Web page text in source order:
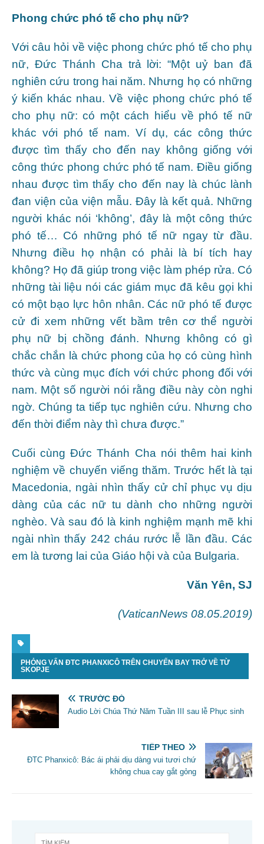
Phong chức phó tế cho phụ nữ?
Với câu hỏi về việc phong chức phó tế cho phụ
nữ, Đức Thánh Cha trả lời: “Một uỷ ban đã
nghiên cứu trong hai năm. Nhưng họ có những
ý kiến khác nhau. Về việc phong chức phó tế
cho phụ nữ: có một cách hiểu về phó tế nữ
khác với phó tế nam. Ví dụ, các công thức
được tìm thấy cho đến nay không giống với
công thức phong chức phó tế nam. Điều giống
nhau được tìm thấy cho đến nay là chúc lành
đan viện của viện mẫu. Đây là kết quả. Những
người khác nói ‘không’, đây là một công thức
phó tế… Có những phó tế nữ ngay từ đầu.
Nhưng điều họ nhận có phải là bí tích hay
không? Họ đã giúp trong việc làm phép rửa. Có
những tài liệu nói các giám mục đã kêu gọi khi
có một bạo lực hôn nhân. Các nữ phó tế được
cử đi xem những vết bầm trên cơ thể người
phụ nữ bị chồng đánh. Nhưng không có gì
chắc chắn là chức phong của họ có cùng hình
thức và cùng mục đích với chức phong đối với
nam. Một số người nói rằng điều này còn nghi
ngờ. Chúng ta tiếp tục nghiên cứu. Nhưng cho
đến thời điểm này thì chưa được.”
Cuối cùng Đức Thánh Cha nói thêm hai kinh
nghiệm về chuyến viếng thăm. Trước hết là tại
Macedonia, ngài nhìn thấy cử chỉ phục vụ dịu
dàng của các nữ tu dành cho những người
nghèo. Và sau đó là kinh nghiệm mạnh mẽ khi
ngài nhìn thấy 242 cháu rước lễ lần đầu. Các
em là tương lai của Giáo hội và của Bulgaria.
Văn Yên, SJ
(VaticanNews 08.05.2019)
PHỎNG VẤN ĐTC PHANXICÔ TRÊN CHUYẾN BAY TRỞ VỀ TỪ
SKOPJE
TRƯỚC ĐÓ
Audio Lời Chúa Thứ Năm Tuần III sau lễ Phục sinh
TIẾP THEO
ĐTC Phanxicô: Bác ái phải dịu dàng vui tươi chứ
không chua cay gắt gỏng